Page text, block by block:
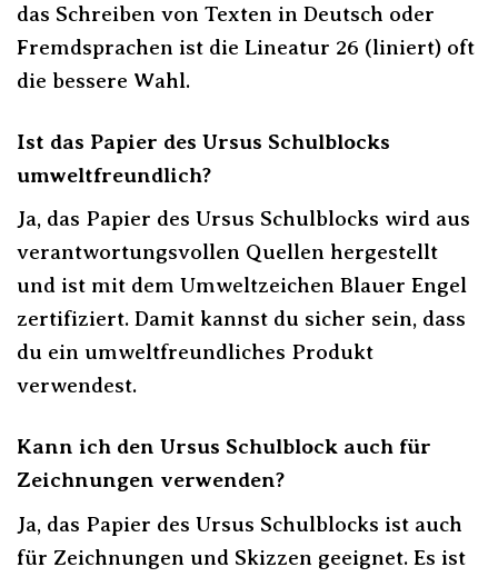
das Schreiben von Texten in Deutsch oder
Fremdsprachen ist die Lineatur 26 (liniert) oft
die bessere Wahl.
Ist das Papier des Ursus Schulblocks
umweltfreundlich?
Ja, das Papier des Ursus Schulblocks wird aus
verantwortungsvollen Quellen hergestellt
und ist mit dem Umweltzeichen Blauer Engel
zertifiziert. Damit kannst du sicher sein, dass
du ein umweltfreundliches Produkt
verwendest.
Kann ich den Ursus Schulblock auch für
Zeichnungen verwenden?
Ja, das Papier des Ursus Schulblocks ist auch
für Zeichnungen und Skizzen geeignet. Es ist